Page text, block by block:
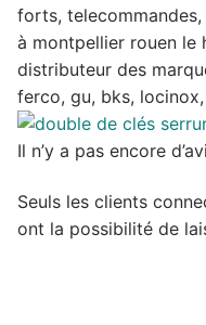
forts,
à montpellier rouen le
distributeur des
ferco, gu, bks,
Il n’y a pas encore
Seuls les clients
ont la possibilité de